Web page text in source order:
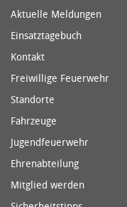
Aktuelle Meldungen
Einsatztagebuch
Kontakt
Freiwillige Feuerwehr
Standorte
Fahrzeuge
Jugendfeuerwehr
Ehrenabteilung
Mitglied werden